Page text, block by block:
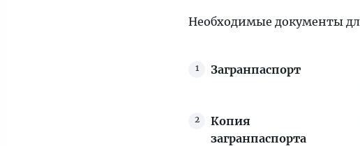
Необходимые документы
Загранпаспорт
Копия
загранпаспорта